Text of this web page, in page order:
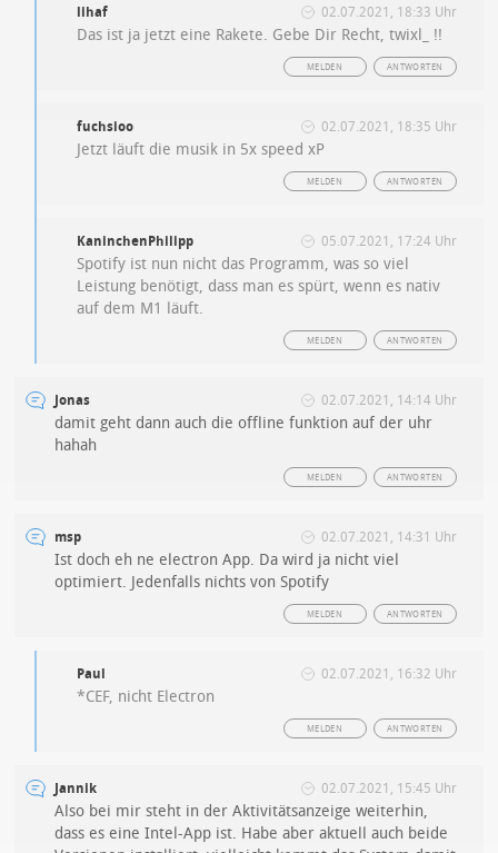
lihaf 02.07.2021, 18:33 Uhr
Das ist ja jetzt eine Rakete. Gebe Dir Recht, twixl_ !!
ANTWORTEN
MELDEN
fuchsioo 02.07.2021, 18:35 Uhr
Jetzt läuft die musik in 5x speed xP
ANTWORTEN
MELDEN
KaninchenPhilipp 05.07.2021, 17:24 Uhr
Spotify ist nun nicht das Programm, was so viel
Leistung benötigt, dass man es spürt, wenn es nativ
auf dem M1 läuft.
ANTWORTEN
MELDEN
Jonas 02.07.2021, 14:14 Uhr
damit geht dann auch die offline funktion auf der uhr
hahah
ANTWORTEN
MELDEN
msp 02.07.2021, 14:31 Uhr
Ist doch eh ne electron App. Da wird ja nicht viel
optimiert. Jedenfalls nichts von Spotify
ANTWORTEN
MELDEN
Paul 02.07.2021, 16:32 Uhr
*CEF, nicht Electron
ANTWORTEN
MELDEN
Jannik 02.07.2021, 15:45 Uhr
Also bei mir steht in der Aktivitätsanzeige weiterhin,
dass es eine Intel-App ist. Habe aber aktuell auch beide